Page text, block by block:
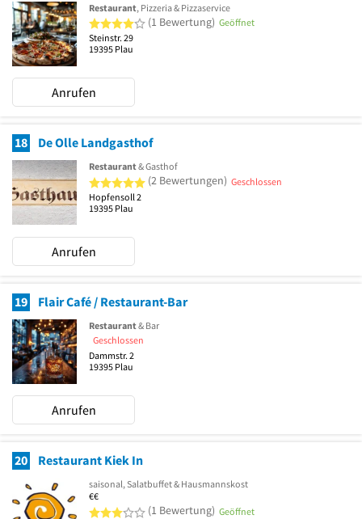
Restaurant, Pizzeria & Pizzaservice
4 von 5 Sternen
(1 Bewertung) Geöffnet
Steinstr. 29
19395 Plau
Anrufen
18 De Olle Landgasthof
Restaurant& Gasthof
5 von 5 Sternen
(2 Bewertungen) Geschlossen
Hopfensoll 2
19395 Plau
Anrufen
19 Flair Café / Restaurant-Bar
Restaurant& Bar
Geschlossen
Dammstr. 2
19395 Plau
Anrufen
20 Restaurant Kiek In
saisonal, Salatbuffet & Hausmannskost
€€
3 von 5 Sternen
(1 Bewertung) Geöffnet